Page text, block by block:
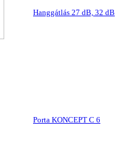
Hanggátlás 27 dB, 32 dB
Porta KONCEPT C 6